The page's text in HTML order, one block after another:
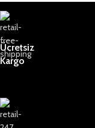
Ücretsiz
Kargo